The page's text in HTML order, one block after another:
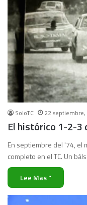
SoloTC 22
El histórico 1-2-3
En septiembre del '74, el
completo en el TC. Un
Lee Mas "